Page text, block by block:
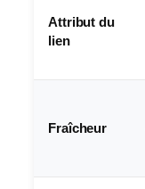
Attribut du
lien
Fraîcheur